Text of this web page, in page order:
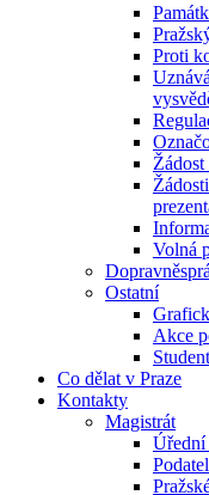
Proti
Volná
Ostatní
Akce
Co dělat v Praze
Kontakty
Magistrát